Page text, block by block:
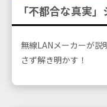
「不都合な真実
無線LANメーカーが説
さず解き明かす！